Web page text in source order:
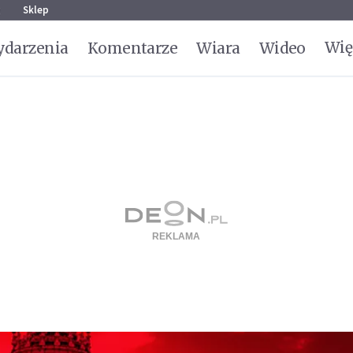
Sklep
Komentarze Wiara Wideo